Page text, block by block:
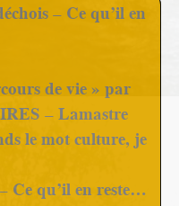
– Ce qu’il en
de vie » par
– Lamastre
le mot culture, je
Ce qu’il en reste…